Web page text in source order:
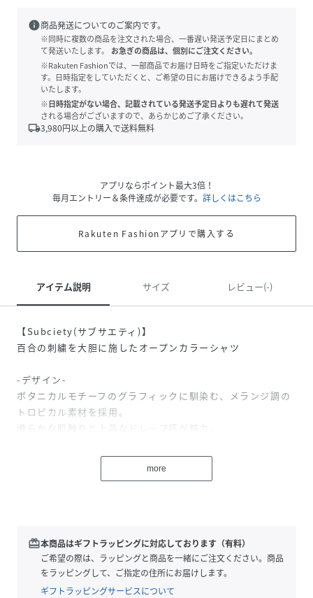
info商品発送についてのご案内です。
※同時に複数の商品を注文された場合、一番遅い発送予定日にまとめ
て発送いたします。
お急ぎの商品は、個別にご注文ください。
※Rakuten Fashionでは、一部商品でお届け日時をご指定いただけま
す。日時指定をしていただくと、ご希望の日にお届けできるよう手配
いたします。
※日時指定がない場合、記載されている発送予定日よりも遅れて発送
される場合がございますので、あらかじめご了承ください。
local_shipping3,980円以上の購入で送料無料
アプリならポイント最大3倍！
毎月エントリー＆条件達成が必要です。 詳しくはこちら
Rakuten Fashionアプリで購入する
アイテム説明 サイズ レビュー(-)
【Subciety(サブサエティ)】
百合の刺繍を大胆に施したオープンカラーシャツ
-デザイン-
ボタニカルモチーフのグラフィックに馴染む、メランジ調の
トロピカル素材を採用。
滑らかな肌触りと上品なドレープ感が魅力。
にも優れています。
トラディショナルな開襟シャツのディティールを残しつつ身
ト入り。
百合をブランド流に昇華した鮮やかなグラフィックを両胸に
刺繍で施しました。
身頃脇には織りピスネームを配備。
more
redeem本商品はギフトラッピングに対応しております（有料）
ご希望の際は、ラッピングと商品を一緒にご注文ください。商品
をラッピングして、ご指定の住所にお届けします。
ギフトラッピングサービスについて